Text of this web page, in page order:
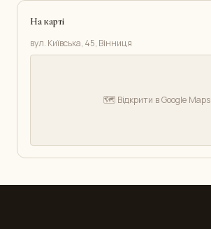
На карті
вул. Київська, 45, Вінниця
🗺️ Відкрити в Google Maps